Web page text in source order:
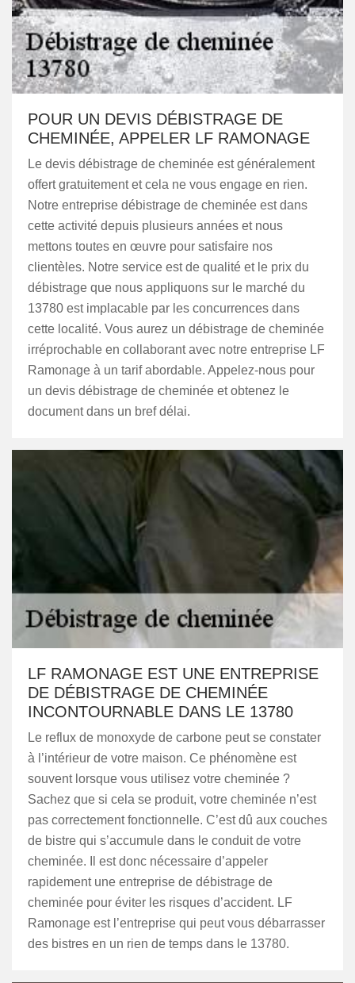
POUR UN DEVIS DÉBISTRAGE DE
CHEMINÉE, APPELER LF RAMONAGE
Le devis débistrage de cheminée est généralement
offert gratuitement et cela ne vous engage en rien.
Notre entreprise débistrage de cheminée est dans
cette activité depuis plusieurs années et nous
mettons toutes en œuvre pour satisfaire nos
clientèles. Notre service est de qualité et le prix du
débistrage que nous appliquons sur le marché du
13780 est implacable par les concurrences dans
cette localité. Vous aurez un débistrage de cheminée
irréprochable en collaborant avec notre entreprise LF
Ramonage à un tarif abordable. Appelez-nous pour
un devis débistrage de cheminée et obtenez le
document dans un bref délai.
LF RAMONAGE EST UNE ENTREPRISE
DE DÉBISTRAGE DE CHEMINÉE
INCONTOURNABLE DANS LE 13780
Le reflux de monoxyde de carbone peut se constater
à l’intérieur de votre maison. Ce phénomène est
souvent lorsque vous utilisez votre cheminée ?
Sachez que si cela se produit, votre cheminée n’est
pas correctement fonctionnelle. C’est dû aux couches
de bistre qui s’accumule dans le conduit de votre
cheminée. Il est donc nécessaire d’appeler
rapidement une entreprise de débistrage de
cheminée pour éviter les risques d’accident. LF
Ramonage est l’entreprise qui peut vous débarrasser
des bistres en un rien de temps dans le 13780.